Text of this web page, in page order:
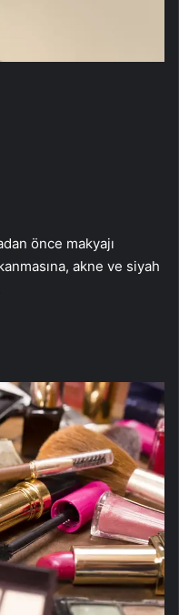
önce makyajı
akne ve siyah